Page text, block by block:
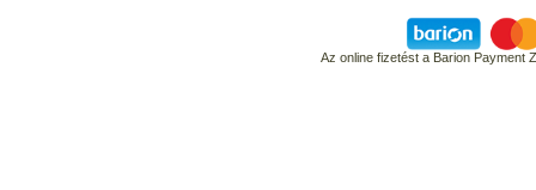
Az online fizetést a Barion Payment